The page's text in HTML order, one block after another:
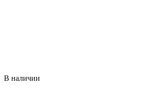
В наличии